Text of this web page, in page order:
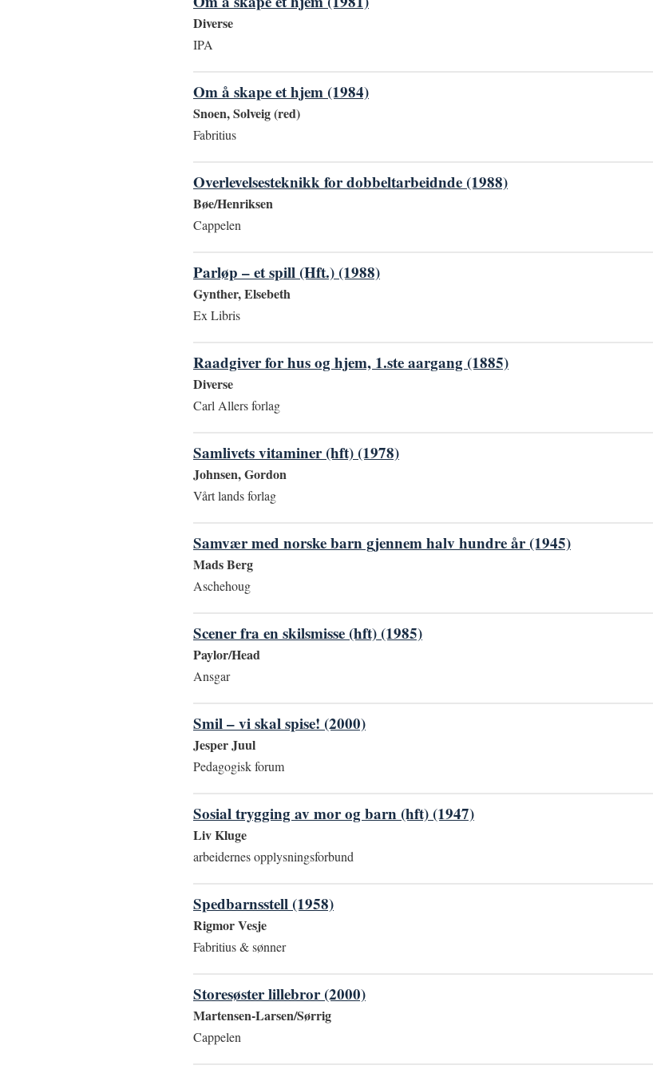
Diverse
IPA
Om å skape et hjem (1984)
Snoen, Solveig (red)
Fabritius
Overlevelsesteknikk for dobbeltarbeidnde (1988)
Bøe/Henriksen
Cappelen
Parløp – et spill (Hft.) (1988)
Gynther, Elsebeth
Ex Libris
Raadgiver for hus og hjem, 1.ste aargang (1885)
Diverse
Carl Allers forlag
Samlivets vitaminer (hft) (1978)
Johnsen, Gordon
Vårt lands forlag
Samvær med norske barn gjennem halv hundre år (1945)
Mads Berg
Aschehoug
Scener fra en skilsmisse (hft) (1985)
Paylor/Head
Ansgar
Smil – vi skal spise! (2000)
Jesper Juul
Pedagogisk forum
Sosial trygging av mor og barn (hft) (1947)
Liv Kluge
arbeidernes opplysningsforbund
Spedbarnsstell (1958)
Rigmor Vesje
Fabritius & sønner
Storesøster lillebror (2000)
Martensen-Larsen/Sørrig
Cappelen